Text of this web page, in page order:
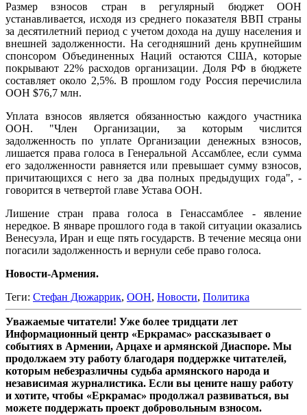
Размер взносов стран в регулярный бюджет ООН
устанавливается, исходя из среднего показателя ВВП страны
за десятилетний период с учетом дохода на душу населения и
внешней задолженности. На сегодняшний день крупнейшим
спонсором Объединенных Наций остаются США, которые
покрывают 22% расходов организации. Доля РФ в бюджете
составляет около 2,5%. В прошлом году Россия перечислила
ООН $76,7 млн.
Уплата взносов является обязанностью каждого участника
ООН. "Член Организации, за которым числится
задолженность по уплате Организации денежных взносов,
лишается права голоса в Генеральной Ассамблее, если сумма
его задолженности равняется или превышает сумму взносов,
причитающихся с него за два полных предыдущих года", -
говорится в четвертой главе Устава ООН.
Лишение стран права голоса в Генассамблее - явление
нередкое. В январе прошлого года в такой ситуации оказались
Венесуэла, Иран и еще пять государств. В течение месяца они
погасили задолженность и вернули себе право голоса.
Новости-Армения.
Теги: Стефан Дюжаррик, ООН, Новости, Политика
Уважаемые читатели! Уже более тридцати лет
Информационный центр «Еркрамас» рассказывает о
событиях в Армении, Арцахе и армянской Диаспоре. Мы
продолжаем эту работу благодаря поддержке читателей,
которым небезразличны судьба армянского народа и
независимая журналистика. Если вы цените нашу работу
и хотите, чтобы «Еркрамас» продолжал развиваться, вы
можете поддержать проект добровольным взносом.